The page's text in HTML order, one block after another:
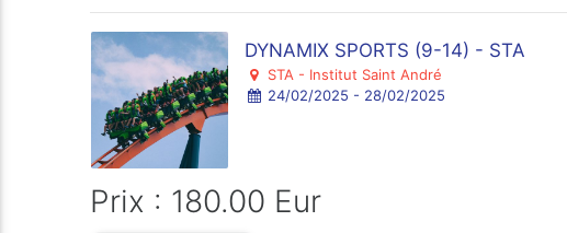
DYNAMIX SPORTS (9-14) - STA
STA - Institut Saint André
24/02/2025 - 28/02/2025
Prix : 180.00 Eur